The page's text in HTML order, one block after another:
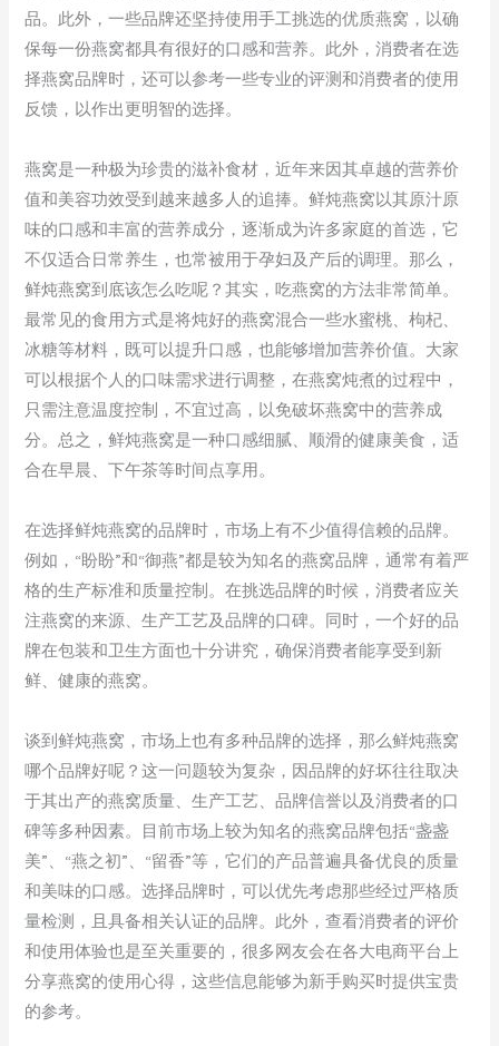
品。此外，一些品牌还坚持使用手工挑选的优质燕窝，以确
保每一份燕窝都具有很好的口感和营养。此外，消费者在选
择燕窝品牌时，还可以参考一些专业的评测和消费者的使用
反馈，以作出更明智的选择。
燕窝是一种极为珍贵的滋补食材，近年来因其卓越的营养价
值和美容功效受到越来越多人的追捧。鲜炖燕窝以其原汁原
味的口感和丰富的营养成分，逐渐成为许多家庭的首选，它
不仅适合日常养生，也常被用于孕妇及产后的调理。那么，
鲜炖燕窝到底该怎么吃呢？其实，吃燕窝的方法非常简单。
最常见的食用方式是将炖好的燕窝混合一些水蜜桃、枸杞、
冰糖等材料，既可以提升口感，也能够增加营养价值。大家
可以根据个人的口味需求进行调整，在燕窝炖煮的过程中，
只需注意温度控制，不宜过高，以免破坏燕窝中的营养成
分。总之，鲜炖燕窝是一种口感细腻、顺滑的健康美食，适
合在早晨、下午茶等时间点享用。
在选择鲜炖燕窝的品牌时，市场上有不少值得信赖的品牌。
例如，“盼盼”和“御燕”都是较为知名的燕窝品牌，通常有着严
格的生产标准和质量控制。在挑选品牌的时候，消费者应关
注燕窝的来源、生产工艺及品牌的口碑。同时，一个好的品
牌在包装和卫生方面也十分讲究，确保消费者能享受到新
鲜、健康的燕窝。
谈到鲜炖燕窝，市场上也有多种品牌的选择，那么鲜炖燕窝
哪个品牌好呢？这一问题较为复杂，因品牌的好坏往往取决
于其出产的燕窝质量、生产工艺、品牌信誉以及消费者的口
碑等多种因素。目前市场上较为知名的燕窝品牌包括“盏盏
美”、“燕之初”、“留香”等，它们的产品普遍具备优良的质量
和美味的口感。选择品牌时，可以优先考虑那些经过严格质
量检测，且具备相关认证的品牌。此外，查看消费者的评价
和使用体验也是至关重要的，很多网友会在各大电商平台上
分享燕窝的使用心得，这些信息能够为新手购买时提供宝贵
的参考。